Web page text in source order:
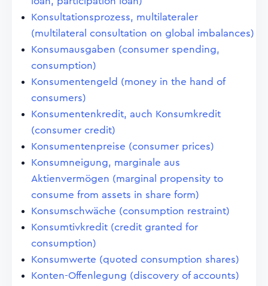
Konsultationsprozess, multilateraler
(multilateral consultation on global imbalances)
Konsumausgaben (consumer spending,
consumption)
Konsumentengeld (money in the hand of
consumers)
Konsumentenkredit, auch Konsumkredit
(consumer credit)
Konsumentenpreise (consumer prices)
Konsumneigung, marginale aus
Aktienvermögen (marginal propensity to
consume from assets in share form)
Konsumschwäche (consumption restraint)
Konsumtivkredit (credit granted for
consumption)
Konsumwerte (quoted consumption shares)
Konten-Offenlegung (discovery of accounts)